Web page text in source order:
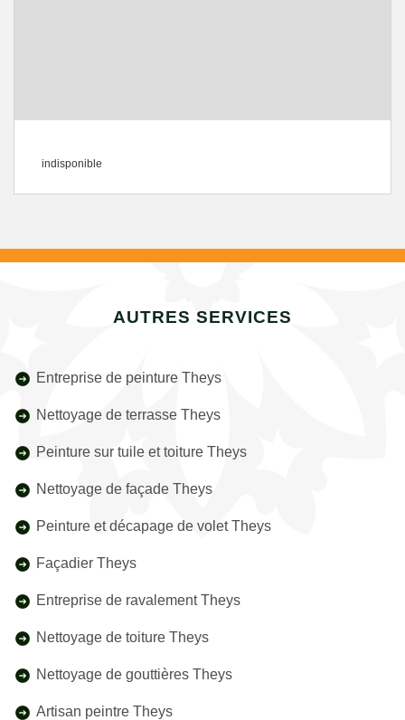
indisponible
AUTRES SERVICES
Entreprise de peinture Theys
Nettoyage de terrasse Theys
Peinture sur tuile et toiture Theys
Nettoyage de façade Theys
Peinture et décapage de volet Theys
Façadier Theys
Entreprise de ravalement Theys
Nettoyage de toiture Theys
Nettoyage de gouttières Theys
Artisan peintre Theys